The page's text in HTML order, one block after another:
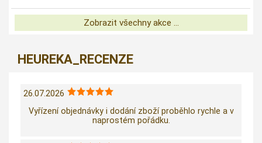
Zobrazit všechny akce ...
HEUREKA_RECENZE
26.07.2026
Vyřízení objednávky i dodání zboží proběhlo rychle a v
naprostém pořádku.